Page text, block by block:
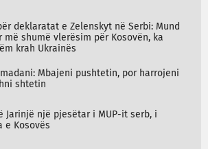
deklaratat e Zelenskyt në Serbi: Mund
shumë vlerësim për Kosovën, ka
krah Ukrainës
Mbajeni pushtetin, por harrojeni
shtetin
Jarinjë një pjesëtar i MUP-it serb, i
e Kosovës